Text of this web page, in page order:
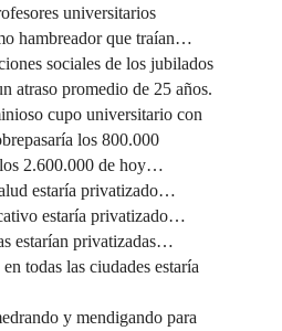
universitarios
hambreador que traían…
sociales de los jubilados
atraso promedio de 25 años.
cupo universitario con
los 800.000
2.600.000 de hoy…
estaría privatizado…
estaría privatizado…
estarían privatizadas…
todas las ciudades estaría
y mendigando para